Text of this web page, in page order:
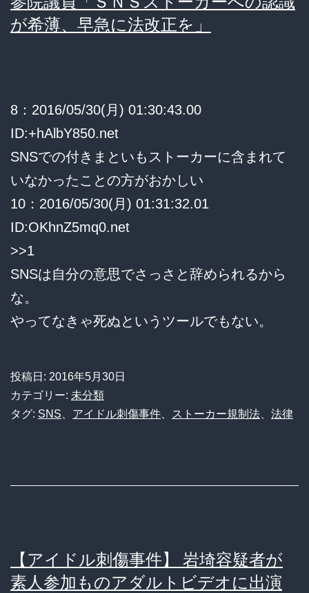
が希薄、早急に法改正を」
8：2016/05/30(月) 01:30:43.00
ID:+hAlbY850.net
SNSでの付きまといもストーカーに含まれて
いなかったことの方がおかしい
10：2016/05/30(月) 01:31:32.01
ID:OKhnZ5mq0.net
>>1
SNSは自分の意思でさっさと辞められるから
な。
やってなきゃ死ぬというツールでもない。
投稿日: 2016年5月30日
カテゴリー: 未分類
タグ: SNS アイドル刺傷事件 ストーカー規制法 法律
【アイドル刺傷事件】 岩埼容疑者が
素人参加ものアダルトビデオに出演